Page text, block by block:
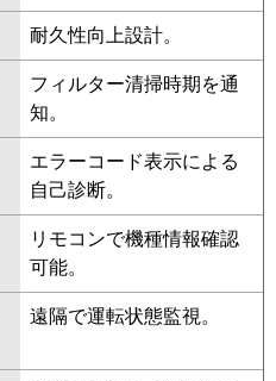
耐久性向上設計。
フィルター清掃時期を通
知。
エラーコード表示による
自己診断。
リモコンで機種情報確認
可能。
遠隔で運転状態監視。